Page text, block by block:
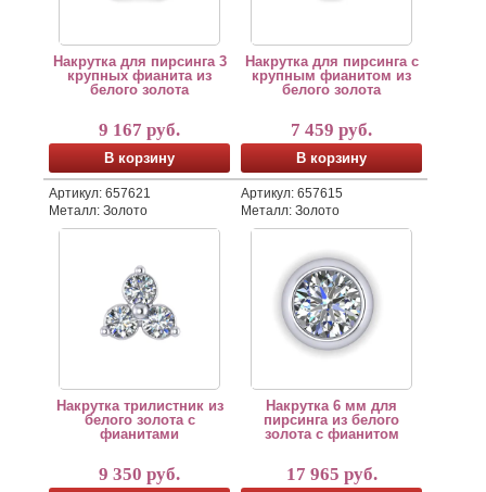
Накрутка для пирсинга 3
крупных фианита из
белого золота
9 167 руб.
В корзину
Артикул: 657621
Металл: Золото
Накрутка для пирсинга с
крупным фианитом из
белого золота
7 459 руб.
В корзину
Артикул: 657615
Металл: Золото
Накрутка для лабрета из белого золота 585 пробы
Ювелирная накрутка имеет равномерную ширину 3,8
Мы можем также изготовить данное ювелирное
Минималистичная накрутка добавит блеска вашему
Накрутка трилистник из
белого золота с
фианитами
9 350 руб.
Круглая накрутка для
Накрутка изготовлена из
Мы можем также изготовить
Лабрет для накрутки в
Накрутка 6 мм для
пирсинга из белого
золота с фианитом
17 965 руб.